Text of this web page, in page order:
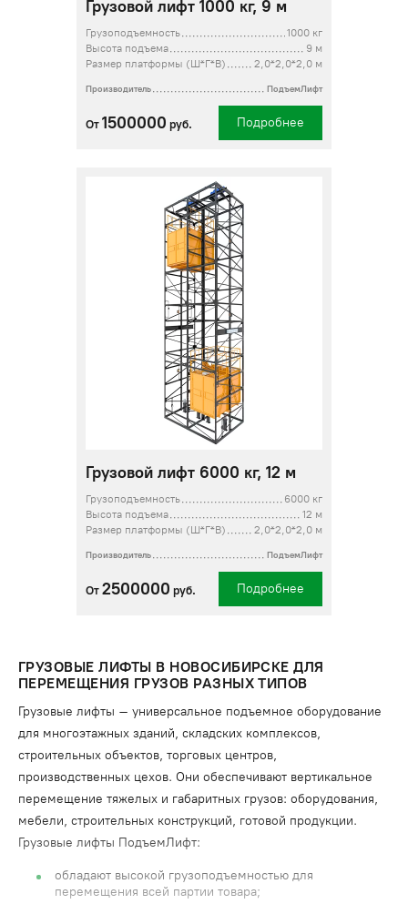
Грузовой лифт 1000 кг, 9 м
Грузоподъемность
1000 кг
Высота подъема
9 м
Размер платформы (Ш*Г*В)
2,0*2,0*2,0 м
Производитель ПодъемЛифт
От 1500000 руб. Подробнее
Грузовой лифт 6000 кг, 12 м
Грузоподъемность
6000 кг
Высота подъема
12 м
Размер платформы (Ш*Г*В)
2,0*2,0*2,0 м
Производитель ПодъемЛифт
От 2500000 руб. Подробнее
ГРУЗОВЫЕ ЛИФТЫ В НОВОСИБИРСКЕ ДЛЯ
ПЕРЕМЕЩЕНИЯ ГРУЗОВ РАЗНЫХ ТИПОВ
Грузовые лифты – универсальное подъемное оборудование
для многоэтажных зданий, складских комплексов,
строительных объектов, торговых центров,
производственных цехов. Они обеспечивают вертикальное
перемещение тяжелых и габаритных грузов: оборудования,
мебели, строительных конструкций, готовой продукции.
Грузовые лифты ПодъемЛифт:
обладают высокой грузоподъемностью для
перемещения всей партии товара;